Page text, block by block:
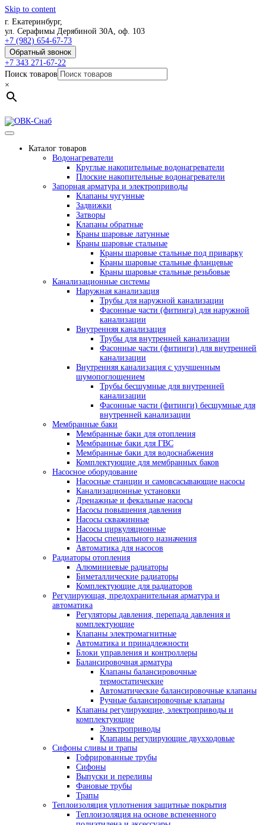
Skip to content
г. Екатеринбург,
ул. Серафимы Дерябиной 30А, оф. 103
+7 (982) 654-67-73
Обратный звонок
+7 343 271-67-22
Поиск товаров
×
Каталог товаров
Водонагреватели
Круглые накопительные водонагреватели
Плоские накопительные водонагреватели
Запорная арматура и электроприводы
Клапаны чугунные
Задвижки
Затворы
Клапаны обратные
Краны шаровые латунные
Краны шаровые стальные
Краны шаровые стальные под приварку
Краны шаровые стальные фланцевые
Краны шаровые стальные резьбовые
Канализационные системы
Наружная канализация
Трубы для наружной канализации
Фасонные части (фитинга) для наружной
канализации
Внутренняя канализация
Трубы для внутренней канализации
Фасонные части (фитинги) для внутренней
канализации
Внутренняя канализация с улучшенным
шумопоглощением
Трубы бесшумные для внутренней
канализации
Фасонные части (фитинги) бесшумные для
внутренней канализации
Мембранные баки
Мембранные баки для отопления
Мембранные баки для ГВС
Мембранные баки для водоснабжения
Комплектующие для мембранных баков
Насосное оборудование
Насосные станции и самовсасывающие насосы
Канализационные установки
Дренажные и фекальные насосы
Насосы повышения давления
Насосы скважинные
Насосы циркуляционные
Насосы специального назначения
Автоматика для насосов
Радиаторы отопления
Алюминиевые радиаторы
Биметаллические радиаторы
Комплектующие для радиаторов
Регулирующая, предохранительная арматура и
автоматика
Регуляторы давления, перепада давления и
комплектующие
Клапаны электромагнитные
Автоматика и принадлежности
Блоки управления и контроллеры
Балансировочная арматура
Клапаны балансировочные
термостатические
Автоматические балансировочные клапаны
Ручные балансировочные клапаны
Клапаны регулирующие, электроприводы и
комплектующие
Электроприводы
Клапаны регулирующие двухходовые
Сифоны сливы и трапы
Гофрированные трубы
Сифоны
Выпуски и переливы
Фановые трубы
Трапы
Теплоизоляция уплотнения защитные покрытия
Теплоизоляция на основе вспененного